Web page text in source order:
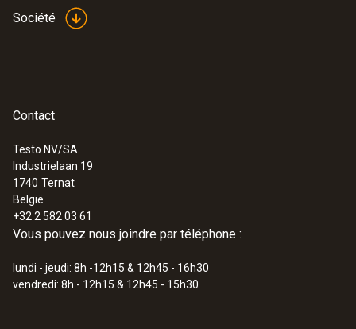
Société
Contact
Testo NV/SA
Industrielaan 19
1740 Ternat
België
+32 2 582 03 61
Vous pouvez nous joindre par téléphone :
lundi - jeudi: 8h -12h15 & 12h45 - 16h30
vendredi: 8h - 12h15 & 12h45 - 15h30